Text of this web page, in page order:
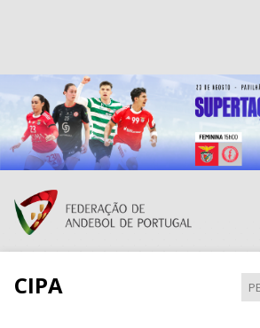
Resultados Andebol
Federação de Andebol de Portugal
Grátis - Disponivel na Play Store
CIPA